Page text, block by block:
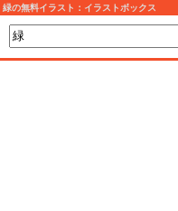
緑の無料イラスト：イラストボックス